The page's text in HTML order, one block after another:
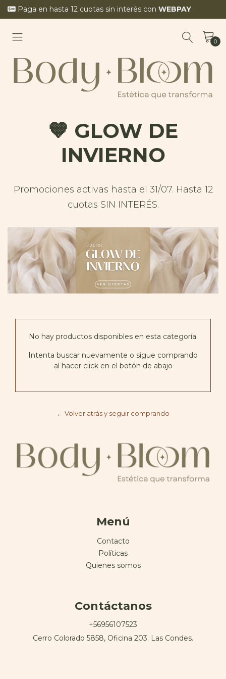
Paga en hasta 12 cuotas sin interés con WEBPAY
0
🤎 GLOW DE
INVIERNO
Promociones activas hasta el 31/07. Hasta 12
cuotas SIN INTERÉS.
No hay productos disponibles en esta categoría.
Intenta buscar nuevamente o sigue comprando
al hacer click en el botón de abajo
← Volver atrás y seguir comprando
Menú
Contacto
Políticas
Quienes somos
Contáctanos
+56956107523
Cerro Colorado 5858, Oficina 203. Las Condes.